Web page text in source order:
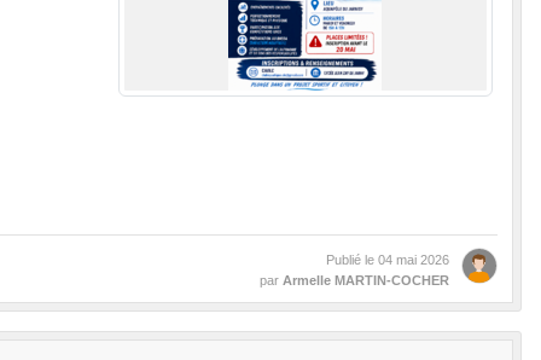
Publié le 04 mai 2026
par Armelle MARTIN-COCHER